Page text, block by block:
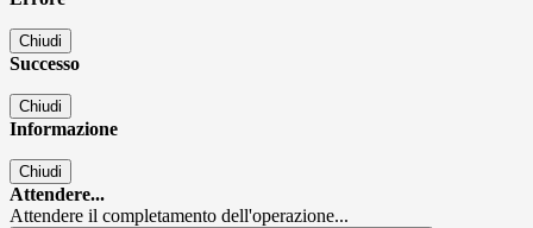
Chiudi
Successo
Chiudi
Informazione
Chiudi
Attendere...
Attendere il completamento dell'operazione...